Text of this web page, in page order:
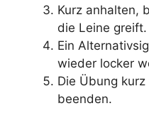
Kurz anhalten,
die Leine greift.
Ein
wieder locker
Die Übung
beenden.